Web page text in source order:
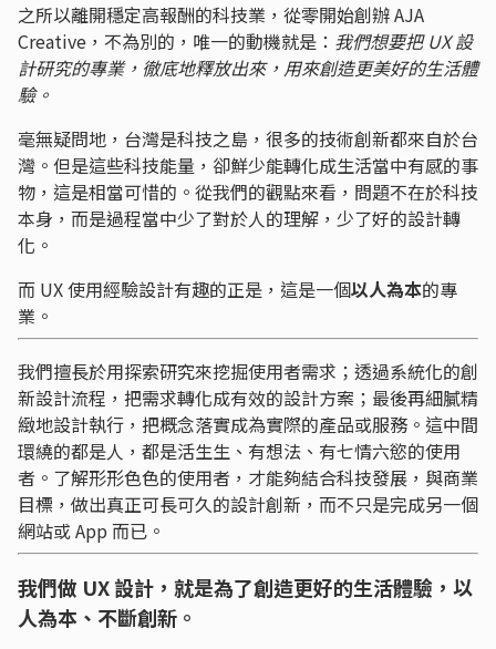
之所以離開穩定高報酬的科技業，從零開始創辦 AJA
Creative，不為別的，唯一的動機就是： 我們想要把 UX 設
計研究的專業，徹底地釋放出來，用來創造更美好的生活體
驗。
毫無疑問地，台灣是科技之島，很多的技術創新都來自於台
灣。但是這些科技能量，卻鮮少能轉化成生活當中有感的事
物，這是相當可惜的。從我們的觀點來看，問題不在於科技
本身，而是過程當中少了對於人的理解，少了好的設計轉
化。
而 UX 使用經驗設計有趣的正是，這是一個以人為本的專
業。
我們擅長於用探索研究來挖掘使用者需求；透過系統化的創
新設計流程，把需求轉化成有效的設計方案；最後再細膩精
緻地設計執行，把概念落實成為實際的產品或服務。這中間
環繞的都是人，都是活生生、有想法、有七情六慾的使用
者。了解形形色色的使用者，才能夠結合科技發展，與商業
目標，做出真正可長可久的設計創新，而不只是完成另一個
網站或 App 而已。
我們做 UX 設計，就是為了創造更好的生活體驗，以
人為本、不斷創新。